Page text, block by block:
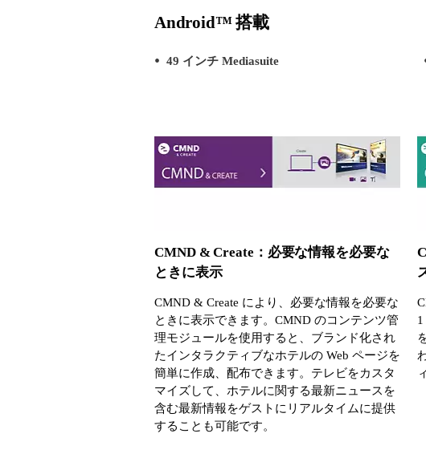
Android™ 搭載
49 インチ Mediasuite
CMND & Create：必要な情報を必要な
ときに表示
CMND & Create により、必要な情報を必要な
ときに表示できます。CMND のコンテンツ管
理モジュールを使用すると、ブランド化され
たインタラクティブなホテルの Web ページを
簡単に作成、配布できます。テレビをカスタ
マイズして、ホテルに関する最新ニュースを
含む最新情報をゲストにリアルタイムに提供
することも可能です。